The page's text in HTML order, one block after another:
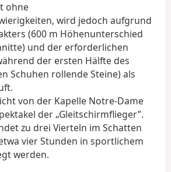
t
ohne
wird jedoch aufgrund
(600 m Höhenunterschied
und der erforderlichen
der ersten Hälfte des
Schuhen rollende Steine) als
von der Kapelle Notre-Dame
der „Gleitschirmflieger”.
zu drei Vierteln im Schatten
vier Stunden in sportlichem
werden.